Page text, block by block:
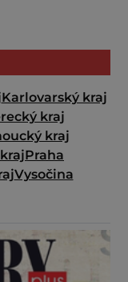
Karlovarský kraj
kraj
kraj
Praha
Vysočina